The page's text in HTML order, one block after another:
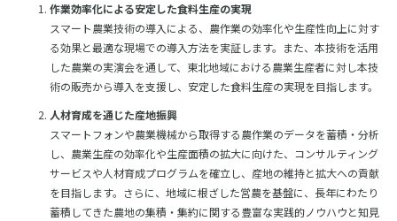
作業効率化による安定した食料生産の実現
スマート農業技術の導入による、農作業の効率化や生産性向上に対す
る効果と最適な現場での導入方法を実証します。また、本技術を活用
した農業の実演会を通して、東北地域における農業生産者に対し本技
術の販売から導入を支援し、安定した食料生産の実現を目指します。
人材育成を通じた産地振興
スマートフォンや農業機械から取得する農作業のデータを蓄積・分析
し、農業生産の効率化や生産面積の拡大に向けた、コンサルティング
サービスや人材育成プログラムを確立し、産地の維持と拡大への貢献
を目指します。さらに、地域に根ざした営農を基盤に、長年にわたり
蓄積してきた農地の集積・集約に関する豊富な実践的ノウハウと知見